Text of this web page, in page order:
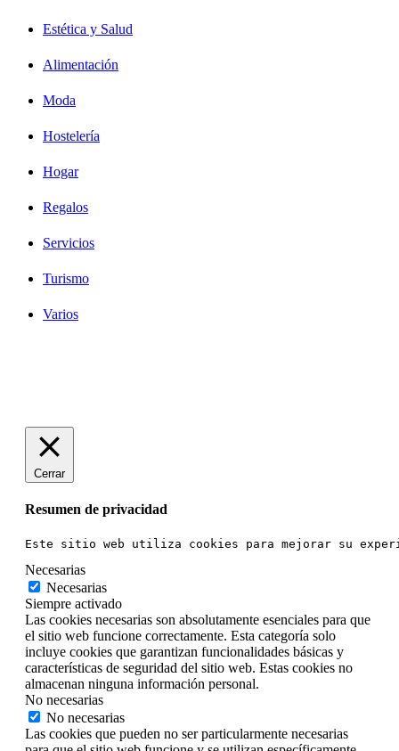
Estética y Salud
Alimentación
Moda
Hostelería
Hogar
Regalos
Servicios
Turismo
Varios
Cerrar
Resumen de privacidad
Este sitio web utiliza cookies para mejorar su
Necesarias
Necesarias
Siempre activado
Las cookies necesarias son absolutamente esenciales para que
el sitio web funcione correctamente. Esta categoría solo
incluye cookies que garantizan funcionalidades básicas y
características de seguridad del sitio web. Estas cookies no
almacenan ninguna información personal.
No necesarias
No necesarias
Las cookies que pueden no ser particularmente necesarias